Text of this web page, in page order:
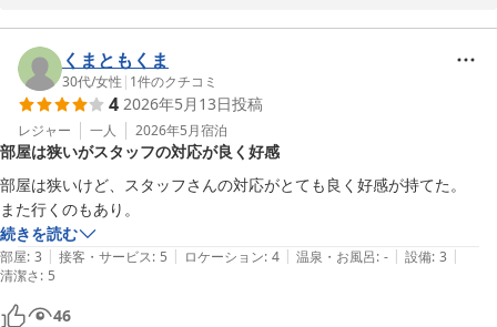
しく拝読いたしました。
週末の山手線沿線という立地の中で、当館の価格設定にご満足いた
だけたことは、私どもにとって大きな励みでございます。
今後も利便性と価格のバランスを大切にしながら、快適にお過ごし
いただける環境づくりに努めてまいります。
またお近くへお越しの際には、ぜひご利用いただけますと幸いでご
ざいます。スタッフ一同、心よりお待ち申し上げております。
ホテルサンターガス大塚店
くまともくま
30代/女性 | 1件のクチコミ
4 2026年5月13日投稿
レジャー 一人 2026年5月宿泊
部屋は狭いがスタッフの対応が良く好感
部屋は狭いけど、スタッフさんの対応がとても良く好感が持てた。
また行くのもあり。
続きを読む
部屋: 3 | 接客・サービス: 5 | ロケーション: 4 | 温泉・お風呂: - | 設備: 3 |
清潔さ: 5
46